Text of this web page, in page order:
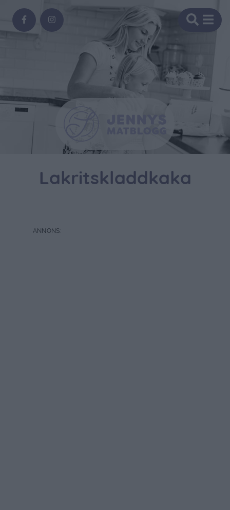
Lakritskladdkaka